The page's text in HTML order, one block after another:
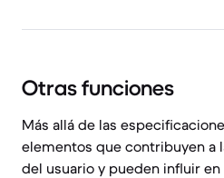
Otras funciones
Más allá de las
elementos que contribuyen a
del usuario y pueden influir